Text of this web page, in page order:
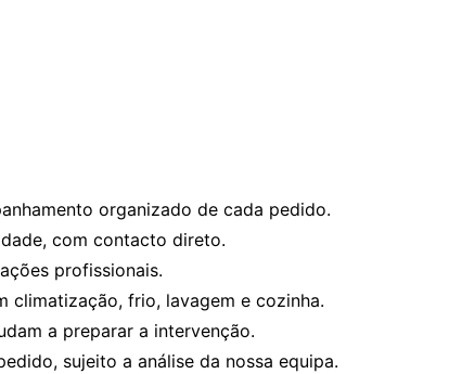
organizado de cada pedido.
com contacto direto.
profissionais.
climatização, frio, lavagem e cozinha.
a preparar a intervenção.
sujeito a análise da nossa equipa.